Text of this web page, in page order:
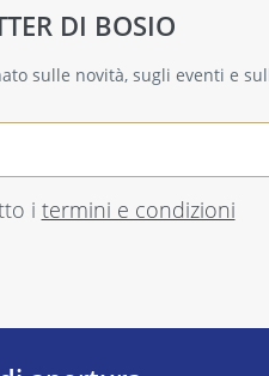
DI BOSIO
sulle novità, sugli eventi e
i termini e condizioni